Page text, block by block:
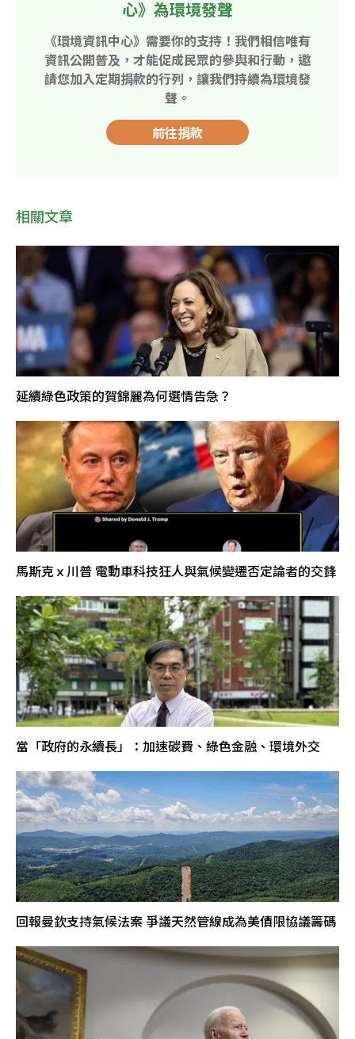
心》為環境發聲
《環境資訊中心》需要你的支持！我們相信唯有
資訊公開普及，才能促成民眾的參與和行動，邀
請您加入定期捐款的行列，讓我們持續為環境發
聲。
前往捐款
相關文章
延續綠色政策的賀錦麗為何選情告急？
馬斯克ｘ川普 電動車科技狂人與氣候變遷否定論者的交鋒
當「政府的永續長」：加速碳費、綠色金融、環境外交
回報曼欽支持氣候法案 爭議天然管線成為美債限協議籌碼